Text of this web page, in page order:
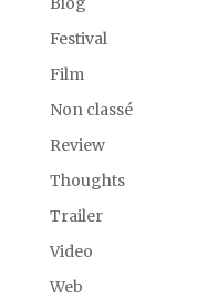
Festival
Film
Non classé
Review
Thoughts
Trailer
Video
Web